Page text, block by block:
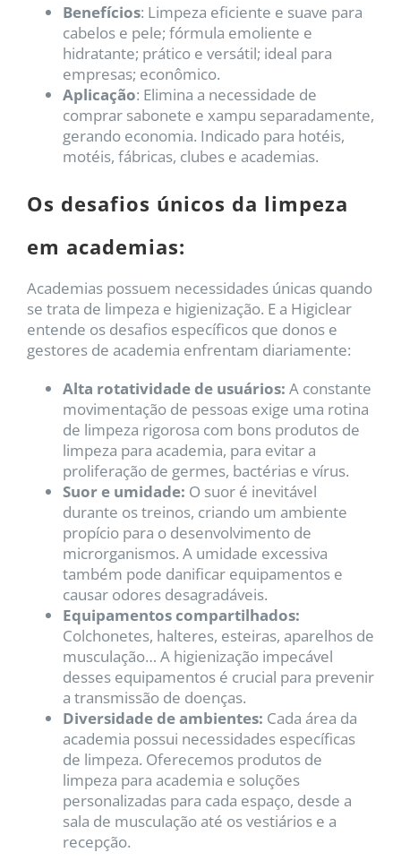
Benefícios: Limpeza eficiente e suave para
cabelos e pele; fórmula emoliente e
hidratante; prático e versátil; ideal para
empresas; econômico.
Aplicação: Elimina a necessidade de
comprar sabonete e xampu separadamente,
gerando economia. Indicado para hotéis,
motéis, fábricas, clubes e academias.
Os desafios únicos da limpeza
em academias:
Academias possuem necessidades únicas quando
se trata de limpeza e higienização. E a Higiclear
entende os desafios específicos que donos e
gestores de academia enfrentam diariamente:
Alta rotatividade de usuários: A constante
movimentação de pessoas exige uma rotina
de limpeza rigorosa com bons produtos de
limpeza para academia, para evitar a
proliferação de germes, bactérias e vírus.
Suor e umidade: O suor é inevitável
durante os treinos, criando um ambiente
propício para o desenvolvimento de
microrganismos. A umidade excessiva
também pode danificar equipamentos e
causar odores desagradáveis.
Equipamentos compartilhados:
Colchonetes, halteres, esteiras, aparelhos de
musculação… A higienização impecável
desses equipamentos é crucial para prevenir
a transmissão de doenças.
Diversidade de ambientes: Cada área da
academia possui necessidades específicas
de limpeza. Oferecemos produtos de
limpeza para academia e soluções
personalizadas para cada espaço, desde a
sala de musculação até os vestiários e a
recepção.